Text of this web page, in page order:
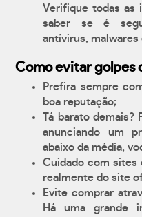
Verifique todas as
saber se é
antívirus, malwares
Como evitar golpes
Prefira sempre
boa reputação;
Tá barato demais?
anunciando um
abaixo da média,
Cuidado com sites
realmente do site
Evite comprar
Há uma grande